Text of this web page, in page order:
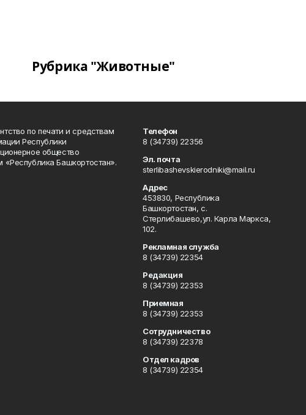
Рубрика "Животные"
по печати и средствам
Республики
общество
«Республика Башкортостан».
Телефон
8 (34739) 22356
Эл. почта
sterlibashevskierodniki@mail.ru
Адрес
453830, Республика
Башкортостан, c.
Стерлибашево,ул. Карла Маркса,
102.
Рекламная служба
8 (34739) 22354
Редакция
8 (34739) 22353
Приемная
8 (34739) 22353
Сотрудничество
8 (34739) 22378
Отдел кадров
8 (34739) 22354